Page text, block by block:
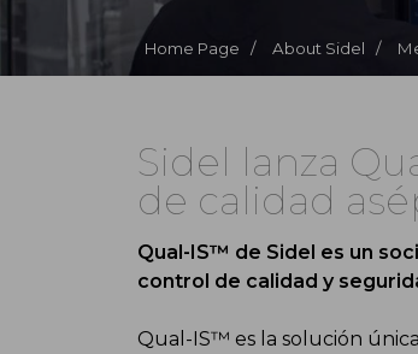
Home Page / About Sidel /
Sidel lanza
de calidad
Qual-IS™ de Sidel es un
control de calidad y
Qual-IS™ es la solución